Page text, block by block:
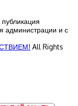
администрации и с
All Rights